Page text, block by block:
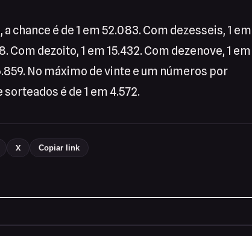
chance é de 1 em 52.083. Com dezesseis, 1 em
Com dezoito, 1 em 15.432. Com dezenove, 1 em
No máximo de vinte e um números por
é de 1 em 4.572.
X Copiar link